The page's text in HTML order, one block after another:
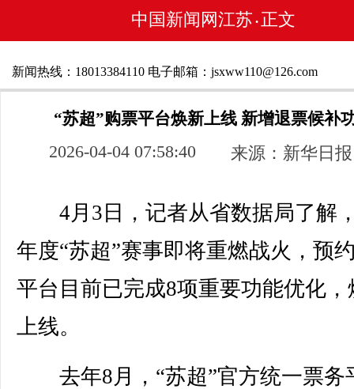
中国新闻网江苏 • 正文
新闻热线：18013384110 电子邮箱：jsxww110@126.com
“苏超”购票平台焕新上线 新增退票候补
2026-04-04 07:58:40 来源：新华日报
4月3日，记者从省数据局了解
年度“苏超”赛事即将重燃战火，预
平台目前已完成8项重要功能优化，
上线。
去年8月，“苏超”官方统一票务